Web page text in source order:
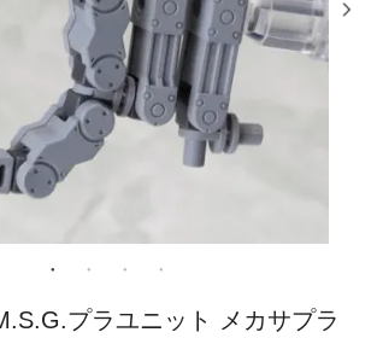
プラユニット メカサプラ